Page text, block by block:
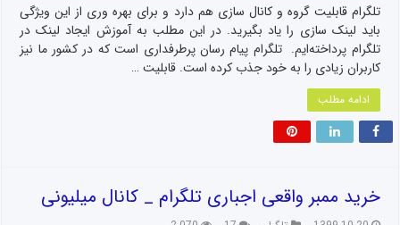
تلگرام قابلیت گروه و کانال سازی هم دارد و برای بهره وری از این ویژگی
باید لینک سازی را یاد بگیرید. در این مطلب به آموزش ایجاد لینک در
تلگرام پرداخته‌ایم. تلگرام پیام رسان پرطرفداری است که در کشور ما نیز
کاربران زیادی را به خود جذب کرده است. قابلیت …
ادامه مطلب
خرید ممبر واقعی اجباری تلگرام _ کانال میلیونی